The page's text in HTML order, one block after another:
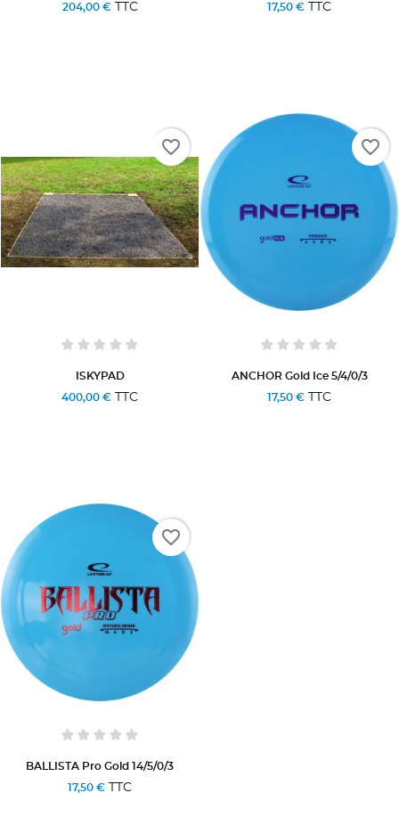
204,00 €TTC
17,50 € TTC
ISKYPAD
400,00 € TTC
favorite_border
ANCHOR Gold Ice 5/4/0/3
17,50 € TTC
favorite_border
BALLISTA Pro Gold 14/5/0/3
17,50 € TTC
favorite_border